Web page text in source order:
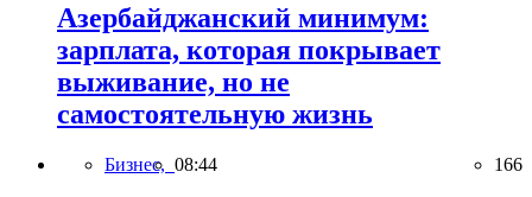
Азербайджанский минимум:
зарплата, которая покрывает
выживание, но не
самостоятельную жизнь
Бизнес, 08:44 166